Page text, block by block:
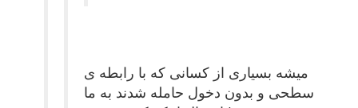
میشه بسیاری از کسانی که با رابطه ی
سطحی و بدون دخول حامله شدند به ما